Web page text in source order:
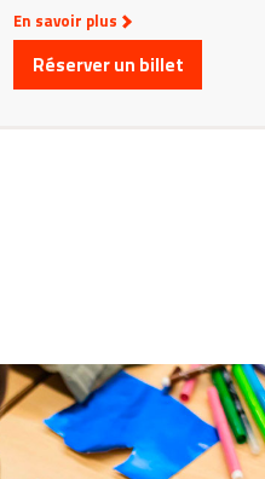
En savoir plus
Réserver un billet